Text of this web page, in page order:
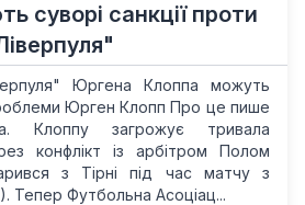
суворі санкції проти
Юргена Клоппа можуть
Юрген Клопп Про це пише
Клоппу загрожує тривала
конфлікт із арбітром Полом
з Тірні під час матчу з
Тепер Футбольна Асоціац...